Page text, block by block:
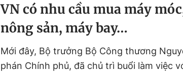
VN có nhu cầu mua máy
nông sản, máy bay…
Mới đây, Bộ trưởng Bộ Công thương
phán Chính phủ, đã chủ trì buổi làm việc